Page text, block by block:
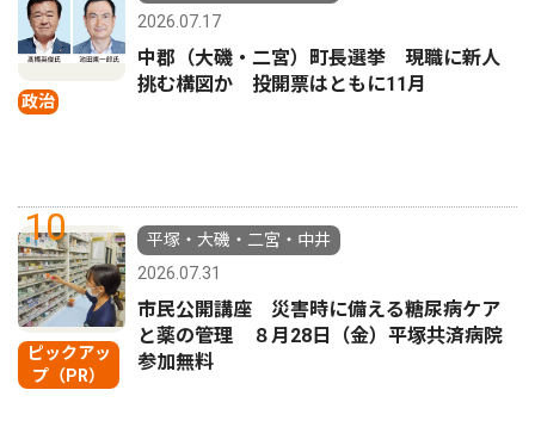
政治
2026.07.17
中郡（大磯・二宮）町長選挙 現職に新人
挑む構図か 投開票はともに11月
10
ピックアッ
プ（PR）
平塚・大磯・二宮・中井
2026.07.31
市民公開講座 災害時に備える糖尿病ケア
と薬の管理 ８月28日（金）平塚共済病院
参加無料